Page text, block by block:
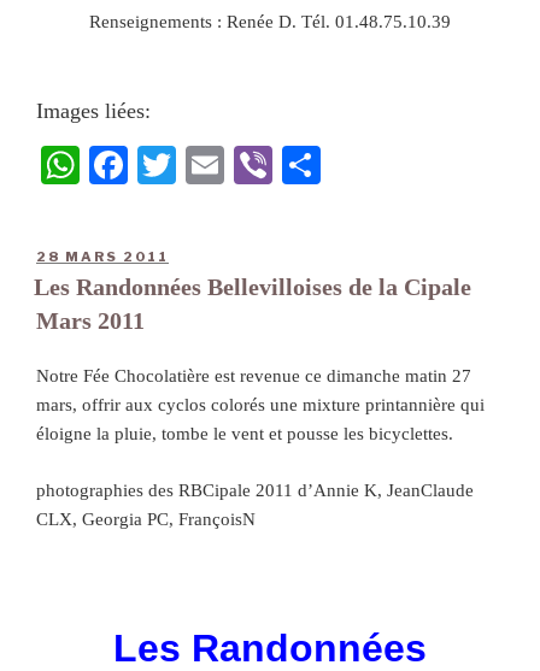
Renseignements : Renée D. Tél. 01.48.75.10.39
Images liées:
W
ts
A
pp
Fa
bo
ok
T
r
E
Vi
er
28 MARS 2011
Les Randonnées Bellevilloises de la Cipale
Mars 2011
Notre Fée Chocolatière est revenue ce dimanche matin 27
mars, offrir aux cyclos colorés une mixture printannière qui
éloigne la pluie, tombe le vent et pousse les bicyclettes.
photographies des RBCipale 2011 d’Annie K, JeanClaude
CLX, Georgia PC, FrançoisN
Les Randonnées